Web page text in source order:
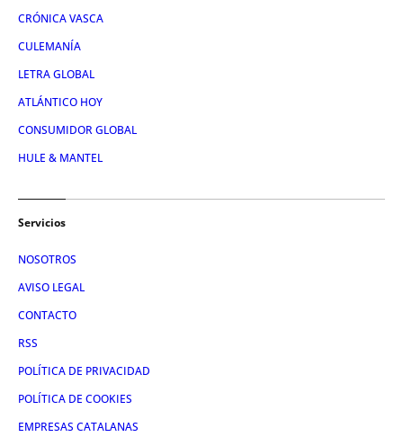
CRÓNICA VASCA
CULEMANÍA
LETRA GLOBAL
ATLÁNTICO HOY
CONSUMIDOR GLOBAL
HULE & MANTEL
Servicios
NOSOTROS
AVISO LEGAL
CONTACTO
RSS
POLÍTICA DE PRIVACIDAD
POLÍTICA DE COOKIES
EMPRESAS CATALANAS